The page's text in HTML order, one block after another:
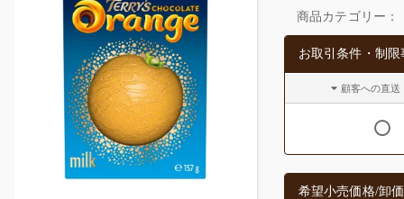
商品カテゴリー：
お取引条件・制限
顧客への直送
希望小売価格/卸